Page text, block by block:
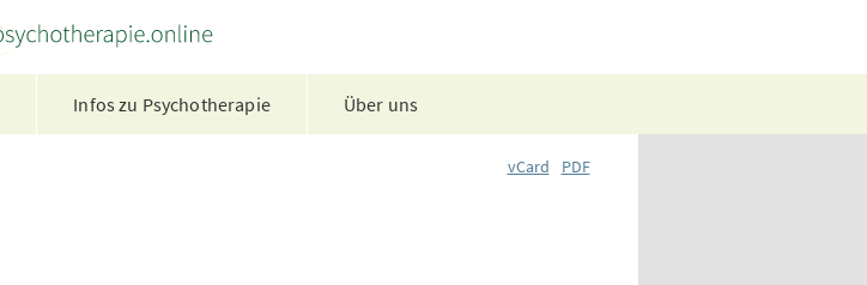
Infos zu Psychotherapie Über uns
vCard PDF